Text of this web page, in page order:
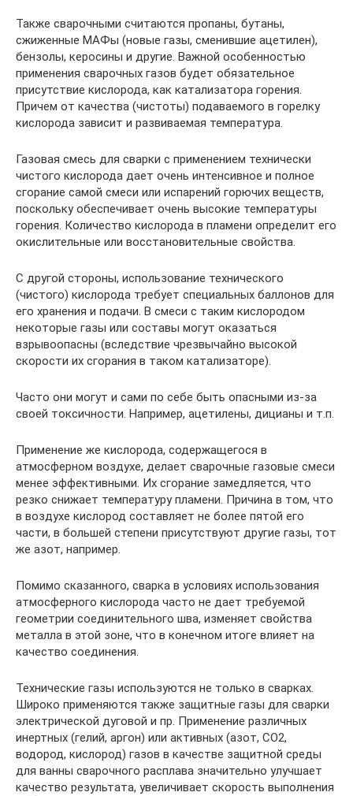
Также сварочными считаются пропаны, бутаны,
сжиженные МАФы (новые газы, сменившие ацетилен),
бензолы, керосины и другие. Важной особенностью
применения сварочных газов будет обязательное
присутствие кислорода, как катализатора горения.
Причем от качества (чистоты) подаваемого в горелку
кислорода зависит и развиваемая температура.
Газовая смесь для сварки с применением технически
чистого кислорода дает очень интенсивное и полное
сгорание самой смеси или испарений горючих веществ,
поскольку обеспечивает очень высокие температуры
горения. Количество кислорода в пламени определит его
окислительные или восстановительные свойства.
С другой стороны, использование технического
(чистого) кислорода требует специальных баллонов для
его хранения и подачи. В смеси с таким кислородом
некоторые газы или составы могут оказаться
взрывоопасны (вследствие чрезвычайно высокой
скорости их сгорания в таком катализаторе).
Часто они могут и сами по себе быть опасными из-за
своей токсичности. Например, ацетилены, дицианы и т.п.
Применение же кислорода, содержащегося в
атмосферном воздухе, делает сварочные газовые смеси
менее эффективными. Их сгорание замедляется, что
резко снижает температуру пламени. Причина в том, что
в воздухе кислород составляет не более пятой его
части, в большей степени присутствуют другие газы, тот
же азот, например.
Помимо сказанного, сварка в условиях использования
атмосферного кислорода часто не дает требуемой
геометрии соединительного шва, изменяет свойства
металла в этой зоне, что в конечном итоге влияет на
качество соединения.
Технические газы используются не только в сварках.
Широко применяются также защитные газы для сварки
электрической дуговой и пр. Применение различных
инертных (гелий, аргон) или активных (азот, СО2,
водород, кислород) газов в качестве защитной среды
для ванны сварочного расплава значительно улучшает
качество результата, увеличивает скорость выполнения